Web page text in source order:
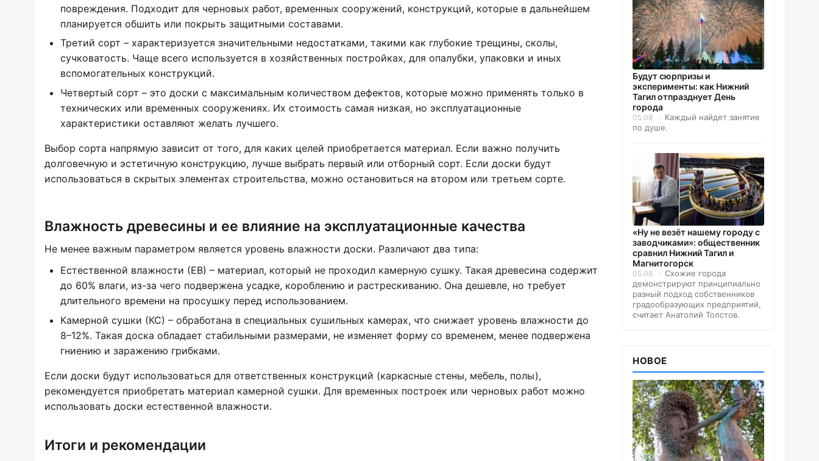
повреждения. Подходит для черновых работ, временных сооружений, конструкций, которые в дальнейшем
планируется обшить или покрыть защитными составами.
Третий сорт – характеризуется значительными недостатками, такими как глубокие трещины, сколы,
сучковатость. Чаще всего используется в хозяйственных постройках, для опалубки, упаковки и иных
вспомогательных конструкций.
Четвертый сорт – это доски с максимальным количеством дефектов, которые можно применять только в
технических или временных сооружениях. Их стоимость самая низкая, но эксплуатационные
характеристики оставляют желать лучшего.
Выбор сорта напрямую зависит от того, для каких целей приобретается материал. Если важно получить
долговечную и эстетичную конструкцию, лучше выбрать первый или отборный сорт. Если доски будут
использоваться в скрытых элементах строительства, можно остановиться на втором или третьем сорте.
Влажность древесины и ее влияние на эксплуатационные качества
Не менее важным параметром является уровень влажности доски. Различают два типа:
Естественной влажности (ЕВ) – материал, который не проходил камерную сушку. Такая древесина содержит
до 60% влаги, из-за чего подвержена усадке, короблению и растрескиванию. Она дешевле, но требует
длительного времени на просушку перед использованием.
Камерной сушки (КС) – обработана в специальных сушильных камерах, что снижает уровень влажности до
8–12%. Такая доска обладает стабильными размерами, не изменяет форму со временем, менее подвержена
гниению и заражению грибками.
Если доски будут использоваться для ответственных конструкций (каркасные стены, мебель, полы),
рекомендуется приобретать материал камерной сушки. Для временных построек или черновых работ можно
использовать доски естественной влажности.
Итоги и рекомендации
Будут сюрпризы и
эксперименты: как Нижний
Тагил отпразднует День
города
05.08
Каждый найдет занятие
по душе.
«Ну не везёт нашему городу с
заводчиками»: общественник
сравнил Нижний Тагил и
Магнитогорск
05.08
Схожие города
демонстрируют принципиально
разный подход собственников
градообразующих предприятий,
считает Анатолий Толстов.
НОВОЕ